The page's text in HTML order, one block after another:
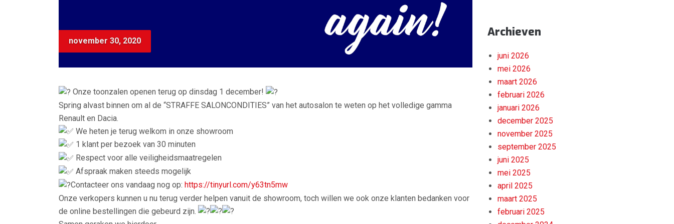
november 30, 2020
Onze toonzalen openen terug op dinsdag 1 december!
Spring alvast binnen om al de “STRAFFE SALONCONDITIES” van het autosalon te weten op het volledige gamma
Renault en Dacia.
We heten je terug welkom in onze showroom
1 klant per bezoek van 30 minuten
Respect voor alle veiligheidsmaatregelen
Afspraak maken steeds mogelijk
Contacteer ons vandaag nog op: https://tinyurl.com/y63tn5mw
Onze verkopers kunnen u nu terug verder helpen vanuit de showroom, toch willen we ook onze klanten bedanken voor
de online bestellingen die gebeurd zijn.
Archieven
juni 2026
mei 2026
maart 2026
februari 2026
januari 2026
december 2025
november 2025
september 2025
juni 2025
mei 2025
april 2025
maart 2025
februari 2025